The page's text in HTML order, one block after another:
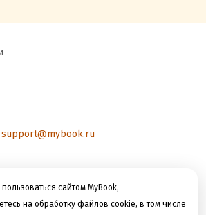
сайтом MyBook,
на обработку файлов cookie, в том числе
support@mybook.ru